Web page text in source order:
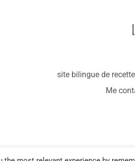
site bilingue de
Me